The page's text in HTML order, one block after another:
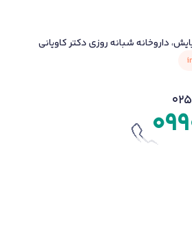
داروخانه شبانه روزی دکتر کاویانی